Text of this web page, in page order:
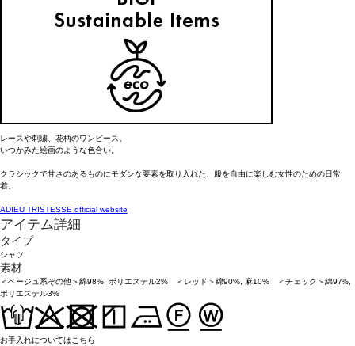
----------------------------------------------------------------------
■洗濯：手洗い○
----------------------------------------------------------------------
ADIEU TRISTESSE/アデュー トリステス
レースや刺繍、花柄のワンピース。
いつかみた絵画のような色合い。
クラシックで甘さのあるものにモダンな要素を取り入れた、服を自由に楽しむ女性のための日常
着。
ADIEU TRISTESSE official website
アイテム詳細
タイプ
シャツ
素材
＜ベージュ系その他＞綿98%, ポリエステル2% ＜レッド＞綿90%, 麻10% ＜チェック＞綿97%,
ポリエステル3%
お手入れについてはこちら